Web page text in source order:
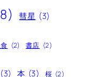
彗星 (3)
(2) 書店 (2)
(3) 本 (3) 桜 (2)